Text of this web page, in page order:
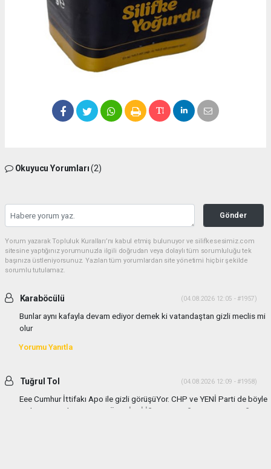
Okuyucu Yorumları(2)
Gönder
Yorum yazarak Topluluk Kuralları’nı kabul etmiş bulunuyor ve silifkesesimiz.com
sitesine yaptığınız yorumunuzla ilgili doğrudan veya dolaylı tüm sorumluluğu tek
başınıza üstleniyorsunuz. Yazılan tüm yorumlardan site yönetimi hiçbir şekilde
sorumlu tutulamaz.
Karaböcülü (04.08.2026 12:05 - #1957)
Bunlar aynı kafayla devam ediyor demek ki vatandaştan gizli meclis mi
olur
Yorumu Yanıtla
Tuğrul Tol (04.08.2026 12:09 - #1958)
Eee Cumhur İttifakı Apo ile gizli görüşüYor. CHP ve YENİ Parti de böyle
gizli görüşmeler yapıyor TÜM GİZLİ İŞLERE KARŞIYIM VATANDAŞIN